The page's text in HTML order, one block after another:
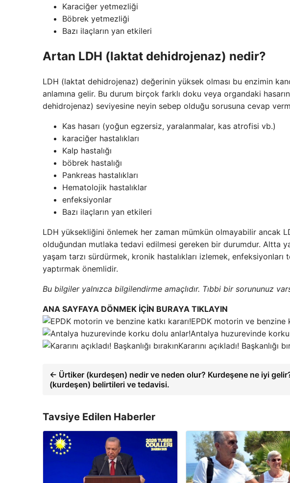
Karaciğer yetmezliği
Böbrek yetmezliği
Bazı ilaçların yan etkileri
Artan LDH (laktat dehidrojenaz) nedir?
LDH (laktat dehidrojenaz) değerinin yüksek olması bu enzimin
anlamına gelir. Bu durum birçok farklı doku veya organdaki
dehidrojenaz) seviyesine neyin sebep olduğu sorusuna cevap
Kas hasarı (yoğun egzersiz, yaralanmalar, kas atrofisi vb.)
karaciğer hastalıkları
Kalp hastalığı
böbrek hastalığı
Pankreas hastalıkları
Hematolojik hastalıklar
enfeksiyonlar
Bazı ilaçların yan etkileri
LDH yüksekliğini önlemek her zaman mümkün olmayabilir ancak
olduğundan mutlaka tedavi edilmesi gereken bir durumdur. Altta
yaşam tarzı sürdürmek, kronik hastalıkları izlemek,
yaptırmak önemlidir.
Bu bilgiler yalnızca bilgilendirme amaçlıdır. Tıbbi bir sorununuz
ANA SAYFAYA DÖNMEK İÇİN BURAYA TIKLAYIN
EPDK motorin ve benzine
Antalya huzurevinde
Kararını açıkladı! Başkanlığı
← Ürtiker (kurdeşen) nedir ve neden olur? Kurdeşene ne iyi
(kurdeşen) belirtileri ve tedavisi.
Tavsiye Edilen Haberler